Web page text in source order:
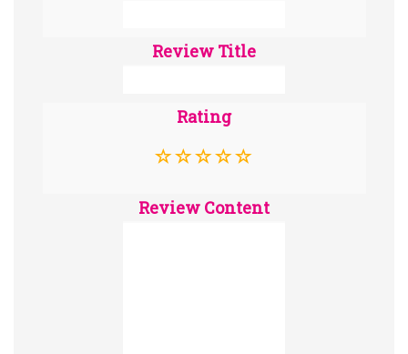
Review Title
Rating
Review Content